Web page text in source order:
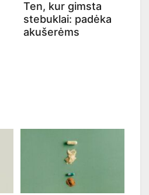
Ten, kur gimsta
stebuklai: padėka
akušerėms